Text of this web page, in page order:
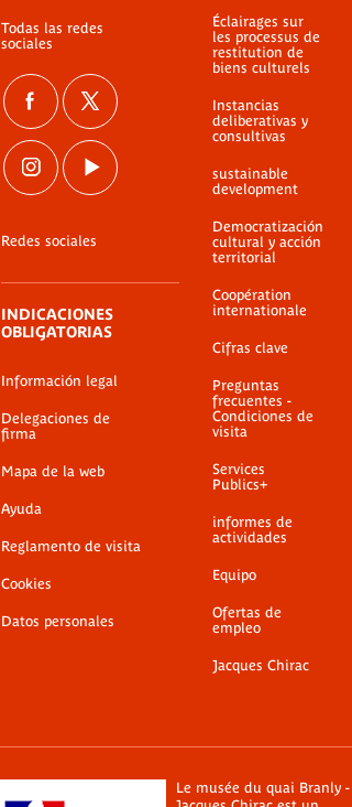
Todas las redes
sociales
Redes sociales
INDICACIONES
OBLIGATORIAS
Información legal
Delegaciones de
firma
Mapa de la web
Ayuda
Reglamento de visita
Cookies
Datos personales
Éclairages sur
les processus de
restitution de
biens culturels
Instancias
deliberativas y
consultivas
sustainable
development
Democratización
cultural y acción
territorial
Coopération
internationale
Cifras clave
Preguntas
frecuentes -
Condiciones de
visita
Services
Publics+
informes de
actividades
Equipo
Ofertas de
empleo
Jacques Chirac
Le musée du quai Branly -